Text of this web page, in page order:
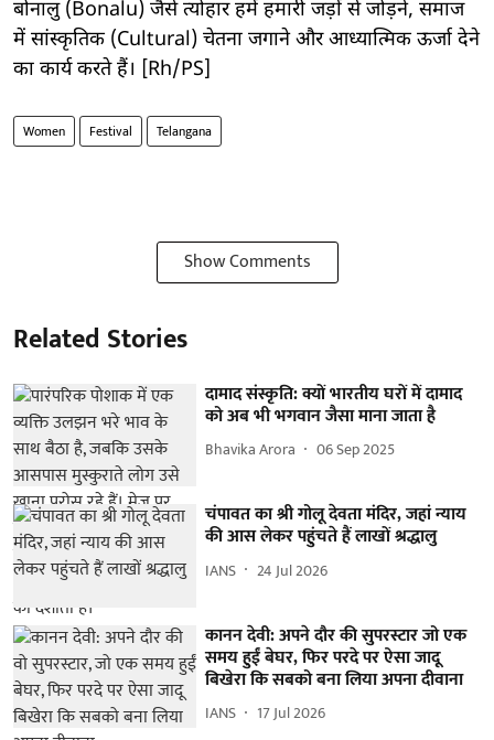
बोनालु (Bonalu) जैसे त्योहार हमें हमारी जड़ों से जोड़ने, समाज
में सांस्कृतिक (Cultural) चेतना जगाने और आध्यात्मिक ऊर्जा देने
का कार्य करते हैं। [Rh/PS]
Women Festival Telangana
Show Comments
Related Stories
दामाद संस्कृति: क्यों भारतीय घरों में दामाद
को अब भी भगवान जैसा माना जाता है
Bhavika Arora 06 Sep 2025
चंपावत का श्री गोलू देवता मंदिर, जहां न्याय
की आस लेकर पहुंचते हैं लाखों श्रद्धालु
IANS 24 Jul 2026
कानन देवी: अपने दौर की सुपरस्टार जो एक
समय हुईं बेघर, फिर परदे पर ऐसा जादू
बिखेरा कि सबको बना लिया अपना दीवाना
IANS 17 Jul 2026